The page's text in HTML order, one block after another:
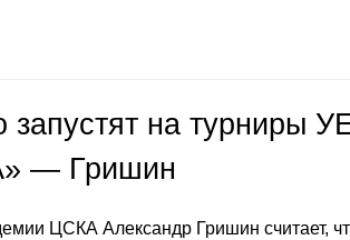
запустят на турниры
— Гришин
ЦСКА Александр Гришин считает,